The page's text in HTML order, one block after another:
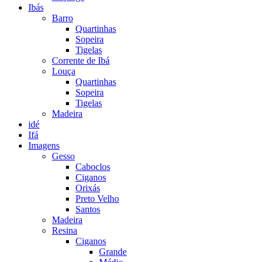
Ibás
Barro
Quartinhas
Sopeira
Tigelas
Corrente de Ibá
Louça
Quartinhas
Sopeira
Tigelas
Madeira
idé
Ifá
Imagens
Gesso
Caboclos
Ciganos
Orixás
Preto Velho
Santos
Madeira
Resina
Ciganos
Grande